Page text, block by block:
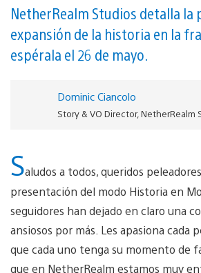
y
las
NetherRealm Studios detalla la
expansión de la historia en la
espérala el 26 de mayo.
Dominic Ciancolo
Story & VO Director, NetherRealm
Saludos a todos, queridos
presentación del modo Historia en
seguidores han dejado en claro una
ansiosos por más. Les apasiona cada
que cada uno tenga su momento de
que en NetherRealm estamos muy